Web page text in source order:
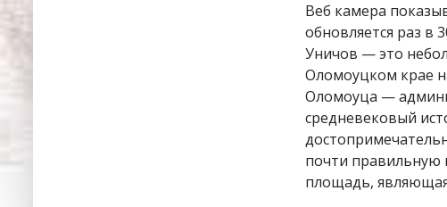
Веб камера
обновляется раз в
Уничов — это
Оломоуцком крае
Оломоуца —
средневековый
почти правильную
площадь,